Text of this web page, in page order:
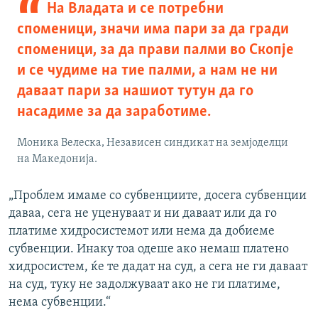
На Владата и се потребни
споменици, значи има пари за да гради
споменици, за да прави палми во Скопје
и се чудиме на тие палми, а нам не ни
даваат пари за нашиот тутун да го
насадиме за да заработиме.
Моника Велеска, Независeн синдикат на земјоделци
на Македонија.
„Проблем имаме со субвенциите, досега субвенции
даваа, сега не уценуваат и ни даваат или да го
платиме хидросистемот или нема да добиеме
субвенции. Инаку тоа одеше ако немаш платено
хидросистем, ќе те дадат на суд, а сега не ги даваат
на суд, туку не задолжуваат ако не ги платиме,
нема субвенции.“